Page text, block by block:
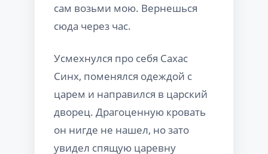
сам возьми мою. Вернешься
сюда через час.
Усмехнулся про себя Сахас
Синх, поменялся одеждой с
царем и направился в царский
дворец. Драгоценную кровать
он нигде не нашел, но зато
увидел спящую царевну